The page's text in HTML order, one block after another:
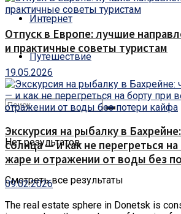
Интернет
Путешествие
Нет результатов
Смотреть все результаты
Отпуск в Европе: лучшие
и практичные советы туристам
19.05.2026
Экскурсия на рыбалку в
солнца — и как не перегреться
жаре и отражении от воды без
09.02.2026
The real estate sphere in Donetsk is